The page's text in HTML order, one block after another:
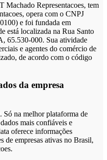
Machado Representacoes, tem
opera com o CNPJ
e foi fundada em
está localizada na Rua Santo
65.530-000. Sua atividade
e agentes do comércio de
de acordo com o código
da empresa
Só na melhor plataforma de
mais confiáveis e
oferece informações
de empresas ativas no Brasil,